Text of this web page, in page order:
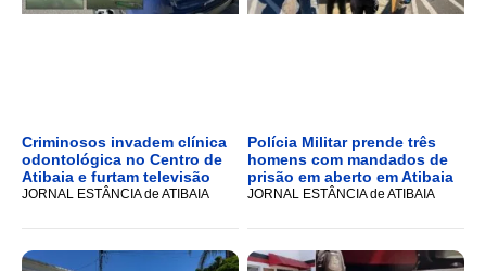
Criminosos invadem clínica
odontológica no Centro de
Atibaia e furtam televisão
JORNAL ESTÂNCIA de ATIBAIA
Polícia Militar prende três
homens com mandados de
prisão em aberto em Atibaia
JORNAL ESTÂNCIA de ATIBAIA